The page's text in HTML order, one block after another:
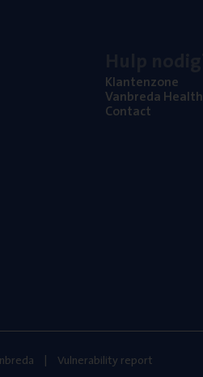
Klan­ten­zo­ne
Van­b­re­da Health
Con­tact
Vulnerability report